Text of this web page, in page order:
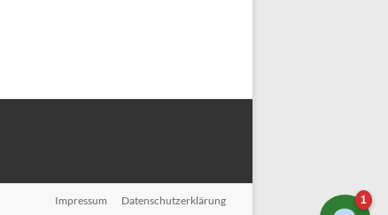
1
Impressum Datenschutzerklärung